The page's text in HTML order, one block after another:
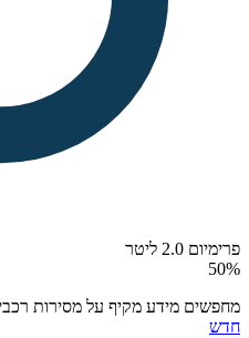
פרימיום 2.0 ליטר
50%
מחפשים מידע מקיף על מסירות
חדש